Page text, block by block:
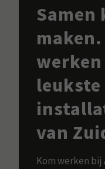
leukste
van
Kom werken bij